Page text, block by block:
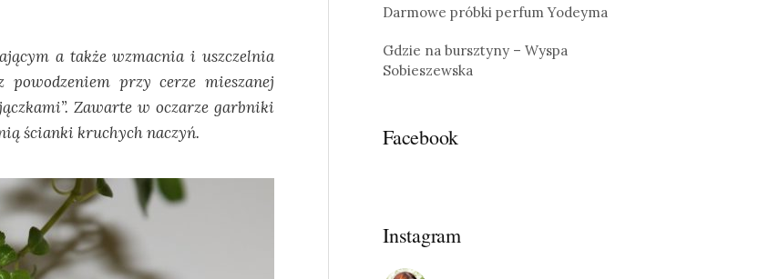
a także wzmacnia i uszczelnia
przy cerze mieszanej
Zawarte w oczarze garbniki
ścianki kruchych naczyń.
Darmowe próbki perfum Yodeyma
Gdzie na bursztyny – Wyspa
Sobieszewska
Facebook
Instagram